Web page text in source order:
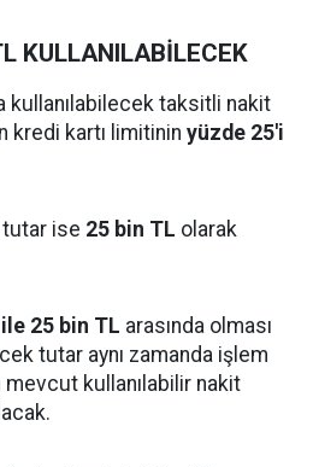
KULLANILABİLECEK
kullanılabilecek taksitli nakit
kredi kartı limitinin yüzde 25'i
tutar ise 25 bin TL olarak
25 bin TL arasında olması
tutar aynı zamanda işlem
mevcut kullanılabilir nakit